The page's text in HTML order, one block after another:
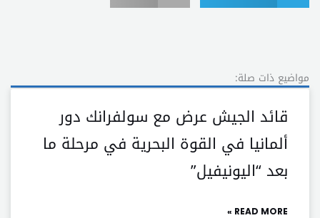
مواضيع ذات صلة:
قائد الجيش عرض مع سولفرانك دور
ألمانيا في القوة البحرية في مرحلة ما
بعد “اليونيفيل”
READ MORE »